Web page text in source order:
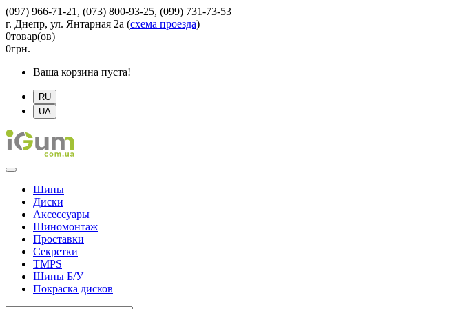
(097) 966-71-21, (073) 800-93-25, (099) 731-73-53
г. Днепр, ул. Янтарная 2а (схема проезда)
0товар(ов)
0грн.
Ваша корзина пуста!
RU
UA
Шины
Диски
Аксессуары
Шиномонтаж
Проставки
Секретки
TMPS
Шины Б/У
Покраска дисков